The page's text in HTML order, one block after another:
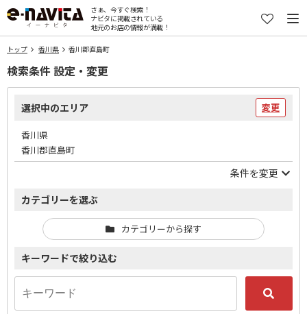
さぁ、今すぐ検索！
ナビタに掲載されている
地元のお店の情報が満載！
トップ 香川県 香川郡直島町
検索条件 設定・変更
選択中のエリア 変更
香川県
香川郡直島町
条件を変更
カテゴリーを選ぶ
カテゴリーから探す
キーワードで絞り込む